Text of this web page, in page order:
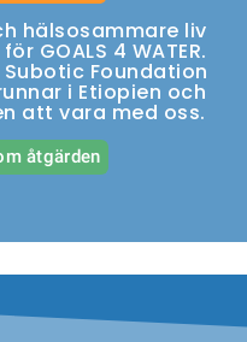
hälsosammare liv
GOALS 4 WATER.
Foundation
i Etiopien och
att vara med oss.
åtgärden